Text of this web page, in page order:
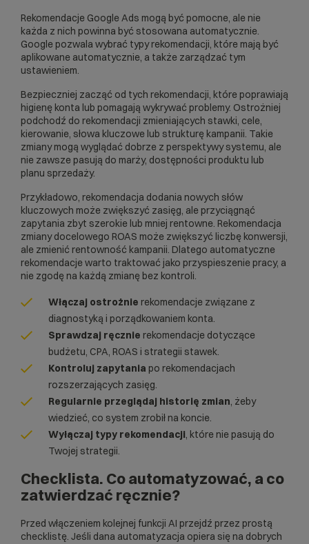
Rekomendacje Google Ads mogą być pomocne, ale nie
każda z nich powinna być stosowana automatycznie.
Google pozwala wybrać typy rekomendacji, które mają być
aplikowane automatycznie, a także zarządzać tym
ustawieniem.
Bezpieczniej zacząć od tych rekomendacji, które poprawiają
higienę konta lub pomagają wykrywać problemy. Ostrożniej
podchodź do rekomendacji zmieniających stawki, cele,
kierowanie, słowa kluczowe lub strukturę kampanii. Takie
zmiany mogą wyglądać dobrze z perspektywy systemu, ale
nie zawsze pasują do marży, dostępności produktu lub
planu sprzedaży.
Przykładowo, rekomendacja dodania nowych słów
kluczowych może zwiększyć zasięg, ale przyciągnąć
zapytania zbyt szerokie lub mniej rentowne. Rekomendacja
zmiany docelowego ROAS może zwiększyć liczbę konwersji,
ale zmienić rentowność kampanii. Dlatego automatyczne
rekomendacje warto traktować jako przyspieszenie pracy, a
nie zgodę na każdą zmianę bez kontroli.
Włączaj ostrożnie rekomendacje związane z
diagnostyką i porządkowaniem konta.
Sprawdzaj ręcznie rekomendacje dotyczące
budżetu, CPA, ROAS i strategii stawek.
Kontroluj zapytania po rekomendacjach
rozszerzających zasięg.
Regularnie przeglądaj historię zmian, żeby
wiedzieć, co system zrobił na koncie.
Wyłączaj typy rekomendacji, które nie pasują do
Twojej strategii.
Checklista. Co automatyzować, a co
zatwierdzać ręcznie?
Przed włączeniem kolejnej funkcji AI przejdź przez prostą
checklistę. Jeśli dana automatyzacja opiera się na dobrych